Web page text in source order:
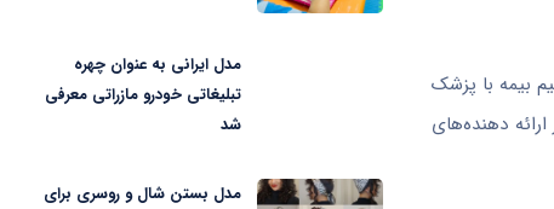
بیمه با پزشک
دهنده‌های
مدل ایرانی به عنوان چهره
تبلیغاتی خودرو مازراتی معرفی
شد
مدل بستن شال و روسری برای